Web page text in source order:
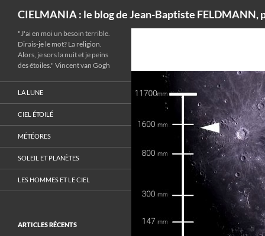
CIELMANIA : le blog de Jean-Baptiste FELDMANN,
"J'ai en moi un besoin terrible.
Dirais-je le mot? La religion.
Alors, je sors la nuit et je peins
des étoiles." Vincent van Gogh
LA LUNE
CIEL ÉTOILÉ
MÉTÉORES
SOLEIL ET PLANÈTES
LES HOMMES ET LE CIEL
ARTICLES RÉCENTS